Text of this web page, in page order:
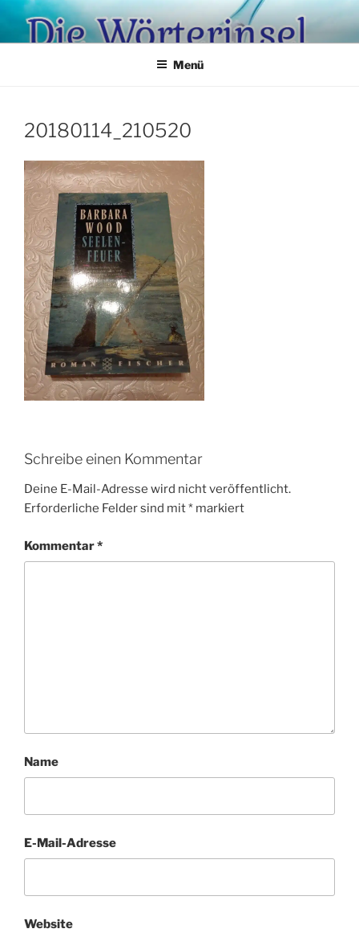
Zum
Inhalt
springen
Menü
20180114_210520
Schreibe einen Kommentar
Deine E-Mail-Adresse wird nicht veröffentlicht.
Erforderliche Felder sind mit* markiert
Kommentar*
Name
E-Mail-Adresse
Website